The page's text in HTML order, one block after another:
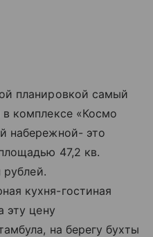
планировкой самый
комплексе «Космо
набережной- это
47,2 кв.
рублей.
кухня-гостиная
эту цену
на берегу бухты